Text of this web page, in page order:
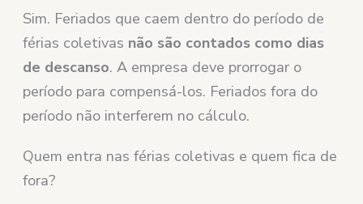
Sim. Feriados que caem dentro do período de
férias coletivas não são contados como dias
de descanso. A empresa deve prorrogar o
período para compensá-los. Feriados fora do
período não interferem no cálculo.
Quem entra nas férias coletivas e quem fica de
fora?